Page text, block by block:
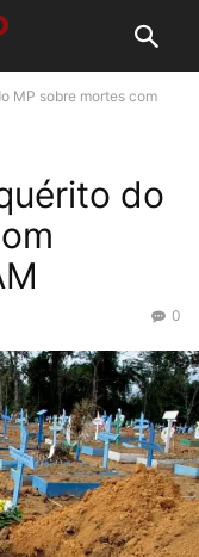
MP sobre mortes com
do
0